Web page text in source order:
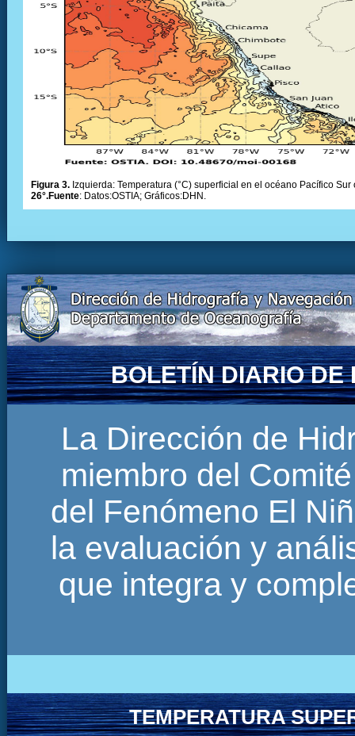
Figura 3. Izquierda: Temperatura (°C) superficial en el océano Pacífico
26°.Fuente: Datos:OSTIA; Gráficos:DHN.
BOLETÍN DIARIO DE
La Dirección de
miembro del
del Fenómeno El
la evaluación y
que integra y
TEMPERATURA